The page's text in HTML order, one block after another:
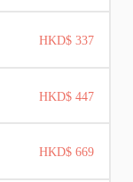
HKD$ 337
HKD$ 447
HKD$ 669